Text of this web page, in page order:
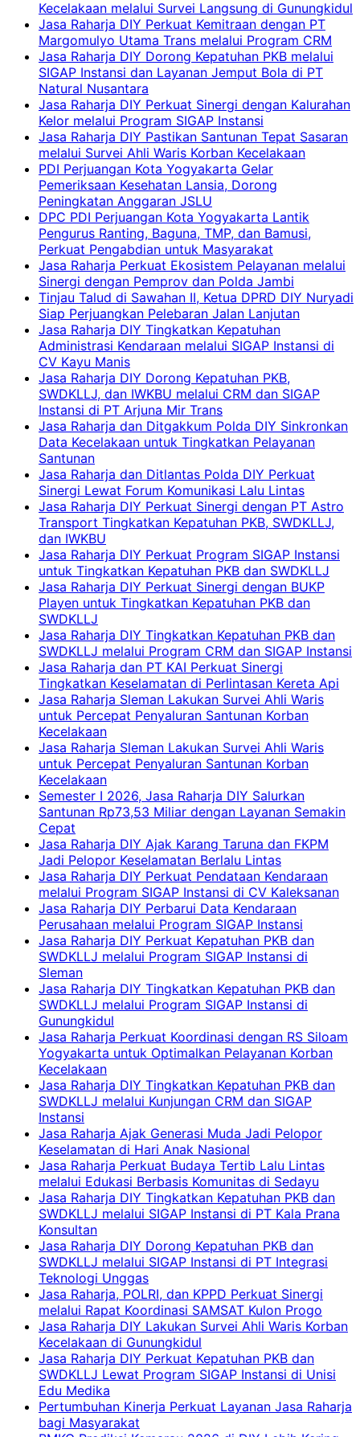
Kecelakaan melalui Survei Langsung di Gunungkidul
Jasa Raharja DIY Perkuat Kemitraan dengan PT
Margomulyo Utama Trans melalui Program CRM
Jasa Raharja DIY Dorong Kepatuhan PKB melalui
SIGAP Instansi dan Layanan Jemput Bola di PT
Natural Nusantara
Jasa Raharja DIY Perkuat Sinergi dengan Kalurahan
Kelor melalui Program SIGAP Instansi
Jasa Raharja DIY Pastikan Santunan Tepat Sasaran
melalui Survei Ahli Waris Korban Kecelakaan
PDI Perjuangan Kota Yogyakarta Gelar
Pemeriksaan Kesehatan Lansia, Dorong
Peningkatan Anggaran JSLU
DPC PDI Perjuangan Kota Yogyakarta Lantik
Pengurus Ranting, Baguna, TMP, dan Bamusi,
Perkuat Pengabdian untuk Masyarakat
Jasa Raharja Perkuat Ekosistem Pelayanan melalui
Sinergi dengan Pemprov dan Polda Jambi
Tinjau Talud di Sawahan II, Ketua DPRD DIY Nuryadi
Siap Perjuangkan Pelebaran Jalan Lanjutan
Jasa Raharja DIY Tingkatkan Kepatuhan
Administrasi Kendaraan melalui SIGAP Instansi di
CV Kayu Manis
Jasa Raharja DIY Dorong Kepatuhan PKB,
SWDKLLJ, dan IWKBU melalui CRM dan SIGAP
Instansi di PT Arjuna Mir Trans
Jasa Raharja dan Ditgakkum Polda DIY Sinkronkan
Data Kecelakaan untuk Tingkatkan Pelayanan
Santunan
Jasa Raharja dan Ditlantas Polda DIY Perkuat
Sinergi Lewat Forum Komunikasi Lalu Lintas
Jasa Raharja DIY Perkuat Sinergi dengan PT Astro
Transport Tingkatkan Kepatuhan PKB, SWDKLLJ,
dan IWKBU
Jasa Raharja DIY Perkuat Program SIGAP Instansi
untuk Tingkatkan Kepatuhan PKB dan SWDKLLJ
Jasa Raharja DIY Perkuat Sinergi dengan BUKP
Playen untuk Tingkatkan Kepatuhan PKB dan
SWDKLLJ
Jasa Raharja DIY Tingkatkan Kepatuhan PKB dan
SWDKLLJ melalui Program CRM dan SIGAP Instansi
Jasa Raharja dan PT KAI Perkuat Sinergi
Tingkatkan Keselamatan di Perlintasan Kereta Api
Jasa Raharja Sleman Lakukan Survei Ahli Waris
untuk Percepat Penyaluran Santunan Korban
Kecelakaan
Jasa Raharja Sleman Lakukan Survei Ahli Waris
untuk Percepat Penyaluran Santunan Korban
Kecelakaan
Semester I 2026, Jasa Raharja DIY Salurkan
Santunan Rp73,53 Miliar dengan Layanan Semakin
Cepat
Jasa Raharja DIY Ajak Karang Taruna dan FKPM
Jadi Pelopor Keselamatan Berlalu Lintas
Jasa Raharja DIY Perkuat Pendataan Kendaraan
melalui Program SIGAP Instansi di CV Kaleksanan
Jasa Raharja DIY Perbarui Data Kendaraan
Perusahaan melalui Program SIGAP Instansi
Jasa Raharja DIY Perkuat Kepatuhan PKB dan
SWDKLLJ melalui Program SIGAP Instansi di
Sleman
Jasa Raharja DIY Tingkatkan Kepatuhan PKB dan
SWDKLLJ melalui Program SIGAP Instansi di
Gunungkidul
Jasa Raharja Perkuat Koordinasi dengan RS Siloam
Yogyakarta untuk Optimalkan Pelayanan Korban
Kecelakaan
Jasa Raharja DIY Tingkatkan Kepatuhan PKB dan
SWDKLLJ melalui Kunjungan CRM dan SIGAP
Instansi
Jasa Raharja Ajak Generasi Muda Jadi Pelopor
Keselamatan di Hari Anak Nasional
Jasa Raharja Perkuat Budaya Tertib Lalu Lintas
melalui Edukasi Berbasis Komunitas di Sedayu
Jasa Raharja DIY Tingkatkan Kepatuhan PKB dan
SWDKLLJ melalui SIGAP Instansi di PT Kala Prana
Konsultan
Jasa Raharja DIY Dorong Kepatuhan PKB dan
SWDKLLJ melalui SIGAP Instansi di PT Integrasi
Teknologi Unggas
Jasa Raharja, POLRI, dan KPPD Perkuat Sinergi
melalui Rapat Koordinasi SAMSAT Kulon Progo
Jasa Raharja DIY Lakukan Survei Ahli Waris Korban
Kecelakaan di Gunungkidul
Jasa Raharja DIY Perkuat Kepatuhan PKB dan
SWDKLLJ Lewat Program SIGAP Instansi di Unisi
Edu Medika
Pertumbuhan Kinerja Perkuat Layanan Jasa Raharja
bagi Masyarakat